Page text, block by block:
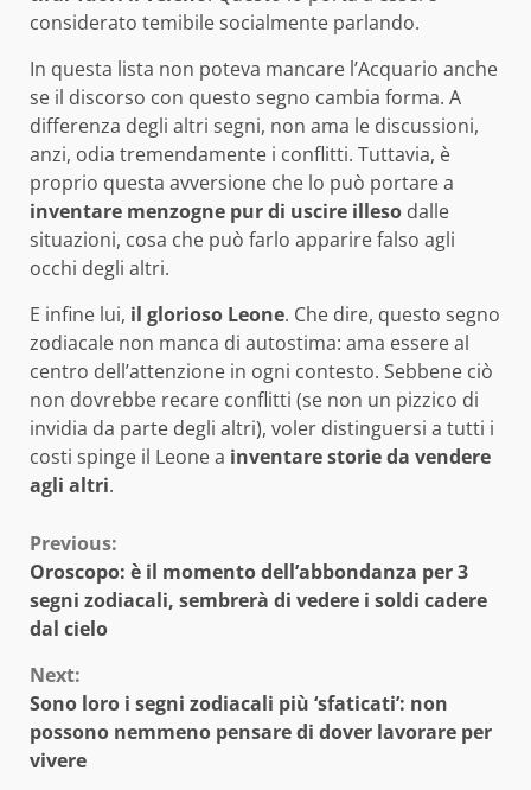
considerato temibile socialmente parlando.
In questa lista non poteva mancare l’Acquario anche
se il discorso con questo segno cambia forma. A
differenza degli altri segni, non ama le discussioni,
anzi, odia tremendamente i conflitti. Tuttavia, è
proprio questa avversione che lo può portare a
inventare menzogne pur di uscire illeso dalle
situazioni, cosa che può farlo apparire falso agli
occhi degli altri.
E infine lui, il glorioso Leone. Che dire, questo segno
zodiacale non manca di autostima: ama essere al
centro dell’attenzione in ogni contesto. Sebbene ciò
non dovrebbe recare conflitti (se non un pizzico di
invidia da parte degli altri), voler distinguersi a tutti i
costi spinge il Leone a inventare storie da vendere
agli altri.
Continue
Reading
Previous:
Oroscopo: è il momento dell’abbondanza per 3
segni zodiacali, sembrerà di vedere i soldi cadere
dal cielo
Next:
Sono loro i segni zodiacali più ‘sfaticati’: non
possono nemmeno pensare di dover lavorare per
vivere